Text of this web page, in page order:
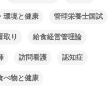
環境と健康 管理栄養士国試
取り 給食経営管理論
訪問看護 認知症
べ物と健康